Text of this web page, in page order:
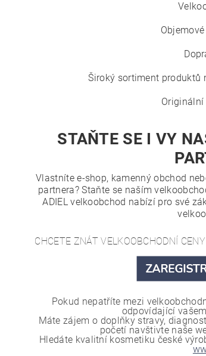
Široký sortiment produktů
STAŇTE SE I VY
Vlastníte e-shop, kamenný obchod
partnera? Staňte se naším
ADIEL velkoobchod nabízí pro své
CHCETE ZNÁT VELKOOBCHODNÍ
Pokud nepatříte mezi
odpovídající
Máte zájem o doplňky stravy,
početí navštivte naše
Hledáte kvalitní kosmetiku české